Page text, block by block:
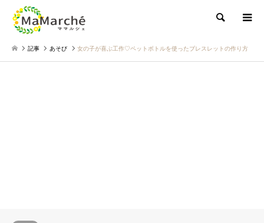
検索
記事 あそび 女の子が喜ぶ工作♡ペットボトルを使ったブレスレットの作り方